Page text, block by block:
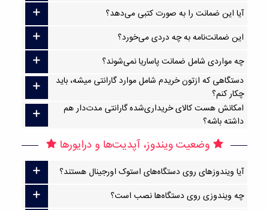
آیا این ضمانت را به صورت کتبی می‌دهد؟
این ضمانت‌نامه به چه دردی می‌خورد؟
چه مواردی شامل ضمانت پاساریا نمی‌شوند؟
دستگاهی که ازتون خریدم شامل موارد گارانتی میشه، باید
چکار کنم؟
امکانش هست کالای خریداری‌شده گارانتی مدت‌دار هم
داشته باشه؟
وضعیت ویندوز، آپدیت‌ها و درایورها
آیا ویندوزهای روی دستگاه‌های استوک اورجینال هستند؟
چه ویندوزی روی دستگاه‌ها نصب است؟